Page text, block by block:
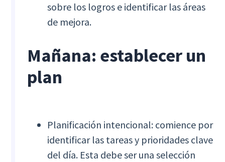
sobre los logros e identificar las áreas
de mejora.
Mañana: establecer un
plan
Planificación intencional: comience por
identificar las tareas y prioridades clave
del día. Esta debe ser una selección